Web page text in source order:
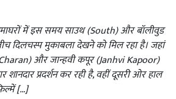
में इस समय साउथ (South) और बॉलीवुड
दिलचस्प मुकाबला देखने को मिल रहा है। जहां
और जान्हवी कपूर (Janhvi Kapoor)
शानदार प्रदर्शन कर रही है, वहीं दूसरी ओर हाल
[…]